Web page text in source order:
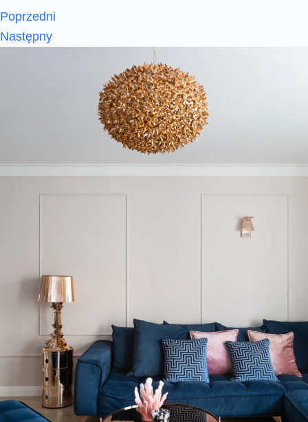
Poprzedni
Następny